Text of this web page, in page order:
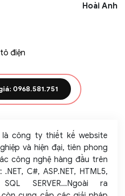
Hoài Anh
điện
0968.581.751
là công ty thiết kế website
và hiện đại, tiên phong
công nghệ hàng đầu trên
C#, ASP.NET, HTML5,
SERVER...Ngoài ra